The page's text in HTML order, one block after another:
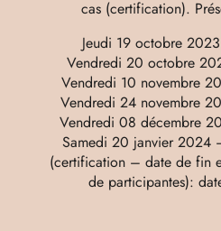
cas (certification).
Jeudi 19 octobre
Vendredi 20 octobre
Vendredi 10 novembre
Vendredi 24 novembre
Vendredi 08 décembre
Samedi 20 janvier 2024
(certification – date de fin
de participantes):